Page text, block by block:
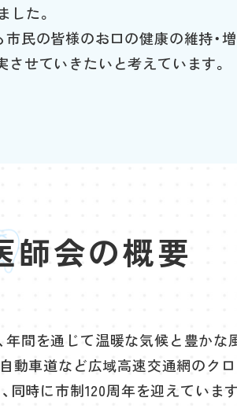
た。
民の皆様のお口の健康の維持・
せていきたいと考えています。
師会の概要
間を通じて温暖な気候と豊かな
動車道など広域高速交通網のク
時に市制120周年を迎えています